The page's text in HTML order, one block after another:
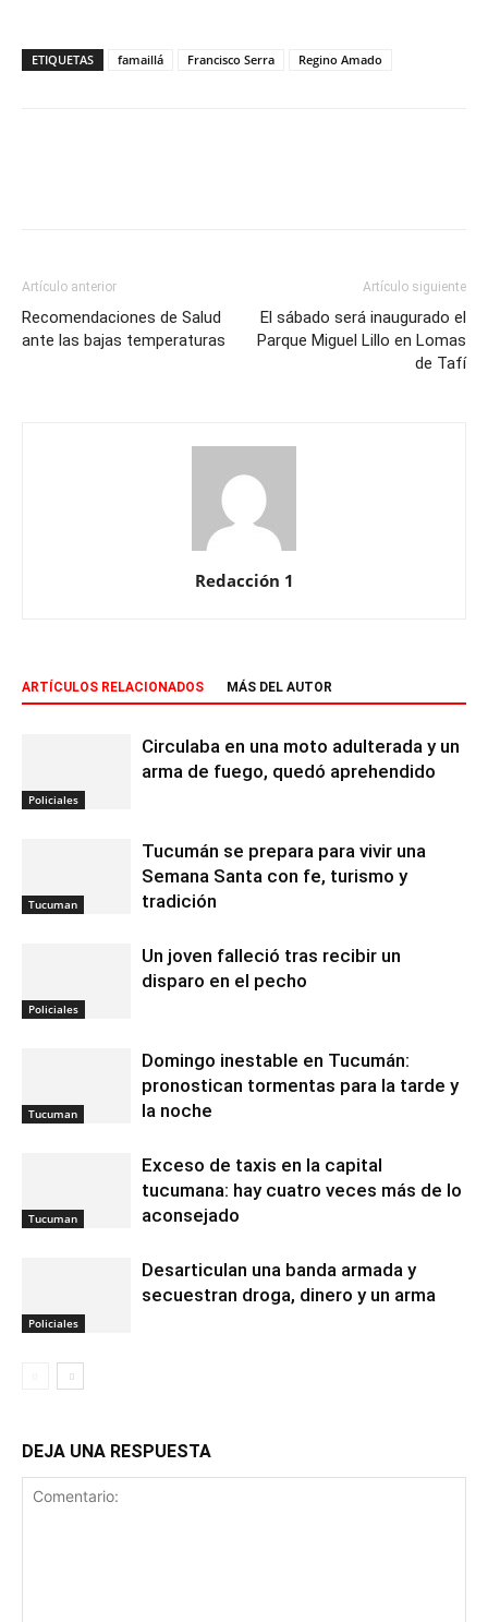
ETIQUETAS famaillá Francisco Serra Regino Amado
Artículo anterior
Recomendaciones de Salud
ante las bajas temperaturas
Artículo siguiente
El sábado será inaugurado el
Parque Miguel Lillo en Lomas
de Tafí
Redacción 1
ARTÍCULOS RELACIONADOS MÁS DEL AUTOR
Policiales
Circulaba en una moto adulterada y un
arma de fuego, quedó aprehendido
Tucuman
Tucumán se prepara para vivir una
Semana Santa con fe, turismo y
tradición
Policiales
Un joven falleció tras recibir un
disparo en el pecho
Tucuman
Domingo inestable en Tucumán:
pronostican tormentas para la tarde y
la noche
Tucuman
Exceso de taxis en la capital
tucumana: hay cuatro veces más de lo
aconsejado
Policiales
Desarticulan una banda armada y
secuestran droga, dinero y un arma
DEJA UNA RESPUESTA